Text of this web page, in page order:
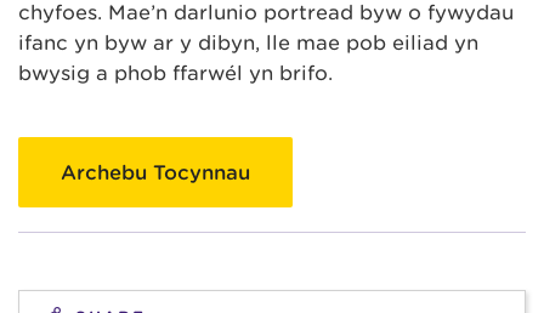
chyfoes. Mae’n darlunio portread byw o fywydau
ifanc yn byw ar y dibyn, lle mae pob eiliad yn
bwysig a phob ffarwél yn brifo.
Archebu Tocynnau